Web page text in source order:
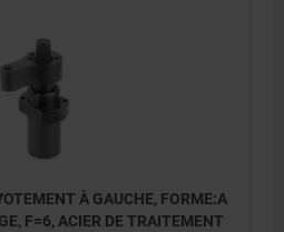
À GAUCHE, FORME:A
F=6, ACIER DE TRAITEMENT